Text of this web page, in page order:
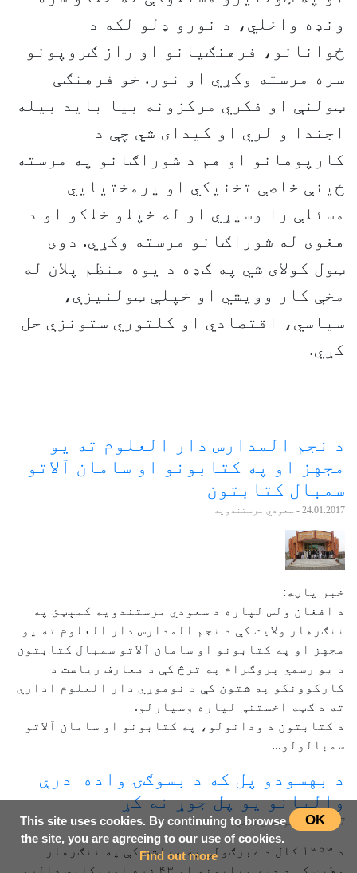
د نجم المدارس دار العلوم ته یو
مجهز او په کتابونو او سامان آلاتو
سمبال کتابتون
24.01.2017 - سعودي مرستندویه
خبر پاڼه:
د افغان ولس لپاره د سعودي مرستندویه کمېټئ په
ننګرهار ولايت کې د نجم المدارس دار العلوم ته یو
مجهز او په کتابونو او سامان آلاتو سمبال کتابتون
د يو رسمي پروګرام په ترڅ کې د معارف ریاست د
کارکوونکو په شتون کې د نوموړي دار العلوم ادارې
ته د ګټه اخستنې لپاره وسپارلو.
د کتابتون د ودانولو، په کتابونو او سامان آلاتو
سمبالولو...
د بهسودو پل که د بسوګۍ واده درې
واليانو يو پل جوړ نه کړ
24.01.2017 - خوشحال آصفي
د ۱۳۹۳ کال د غبرګولې په مياشت کې په ننګرهار
OK
This site uses cookies. By continuing to browse
the site, you are agreeing to our use of cookies.
Find out more